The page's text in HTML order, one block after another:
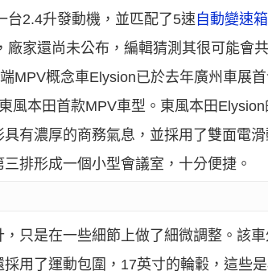
台2.4升發動機，並匹配了5速 自動變速箱
家還尚未公布，編輯猜測其很可能會
MPV概念車Elysion已於去年廣州車展
風本田首款MPV車型。東風本田
有濃厚的商務氣息，並採用了雙面電
排形成一個小型會議室，十分便捷。
，只是在一些細節上做了細微調整。該
用了運動包圍，17英寸的輪轂，這些